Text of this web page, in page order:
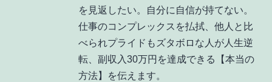
を見返したい。自分に自信が持てない。
仕事のコンプレックスを払拭、他人と比
べられプライドもズタボロな人が人生逆
転、副収入30万円を達成できる【本当の
方法】を伝えます。